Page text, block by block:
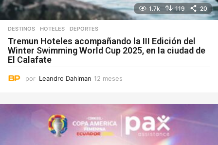
1.7k 119 20
DESTINOS ,HOTELES DEPORTES
Tremun Hoteles acompañando la III Edición del
Winter Swimming World Cup 2025, en la ciudad de
El Calafate
por Leandro Dahlman 12 meses
e
s
s